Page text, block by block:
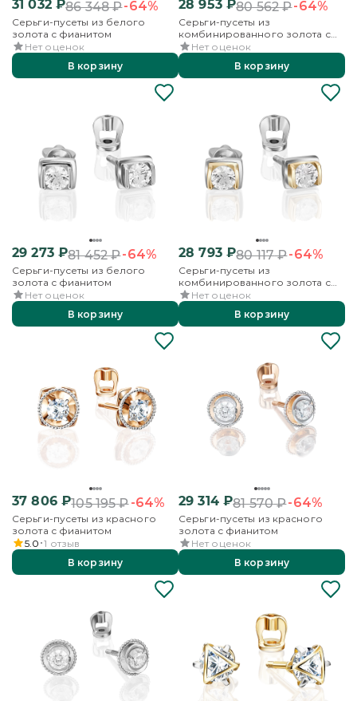
31 032₽86 348₽-64%
Серьги-пусеты из белого
золота с фианитом
Нет оценок
В корзину
28 953₽80 562₽-64%
Серьги-пусеты из
комбинированного золота с
фианитом
Нет оценок
В корзину
29 273₽81 452₽-64%
Серьги-пусеты из белого
золота с фианитом
Нет оценок
В корзину
28 793₽80 117₽-64%
Серьги-пусеты из
комбинированного золота с
фианитом
Нет оценок
В корзину
37 806₽105 195₽-64%
Серьги-пусеты из красного
золота с фианитом
5.0 1 отзыв
В корзину
29 314₽81 570₽-64%
Серьги-пусеты из красного
золота с фианитом
Нет оценок
В корзину